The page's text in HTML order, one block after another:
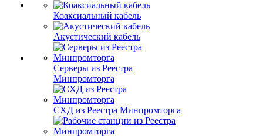
Коаксиальный кабель
Акустический кабель
Серверы из Реестра
Минпромторга
СХД из Реестра Минпромторга